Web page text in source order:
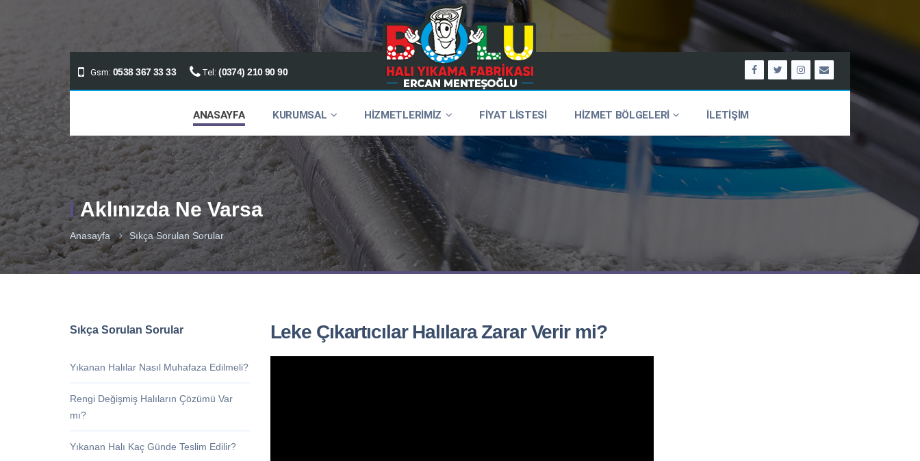
Gsm: 0538 367 33 33 Tel:(0374) 210 90 90
ANASAYFA KURUMSAL HİZMETLERİMİZ FİYAT LİSTESİ HİZMET BÖLGELERİ İLETİŞİM
Aklınızda Ne Varsa
Anasayfa Sıkça Sorulan Sorular
Leke Çıkartıcılar Halılara Zarar Verir mi?
Sıkça Sorulan Sorular
Yıkanan Halılar Nasıl Muhafaza Edilmeli?
Rengi Değişmiş Halıların Çözümü Var
mı?
Yıkanan Halı Kaç Günde Teslim Edilir?